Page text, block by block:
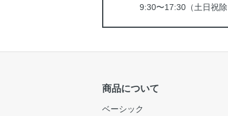
9:30〜17:30（土日祝除
商品について
ベーシック